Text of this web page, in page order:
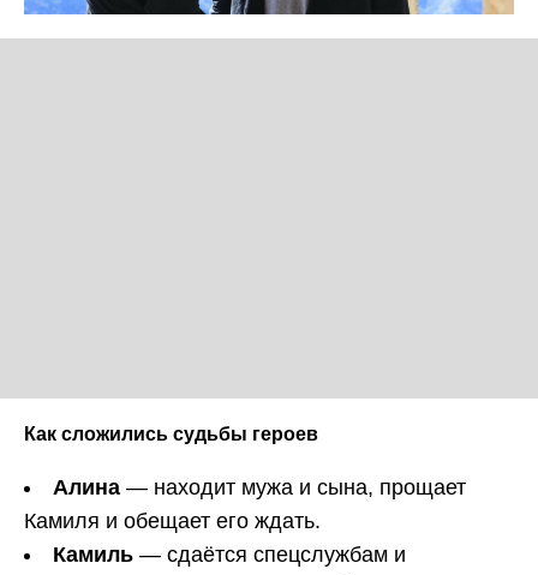
Как сложились судьбы героев
Алина — находит мужа и сына, прощает
Камиля и обещает его ждать.
Камиль — сдаётся спецслужбам и